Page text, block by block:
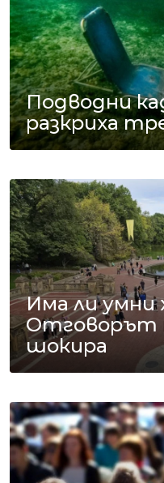
Подводни
разкриха
Има ли умни
Отговорът
шокира